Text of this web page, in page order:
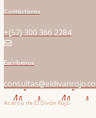
Contáctanos
+(57) 300 366 2284
Escríbenos
Acerca de El Diván Rojo